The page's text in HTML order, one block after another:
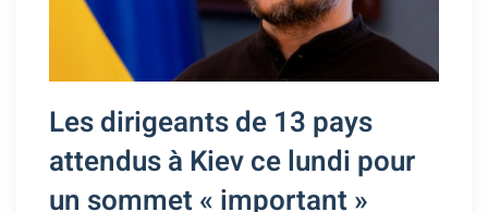
Les dirigeants de 13 pays
attendus à Kiev ce lundi pour
un sommet « important »